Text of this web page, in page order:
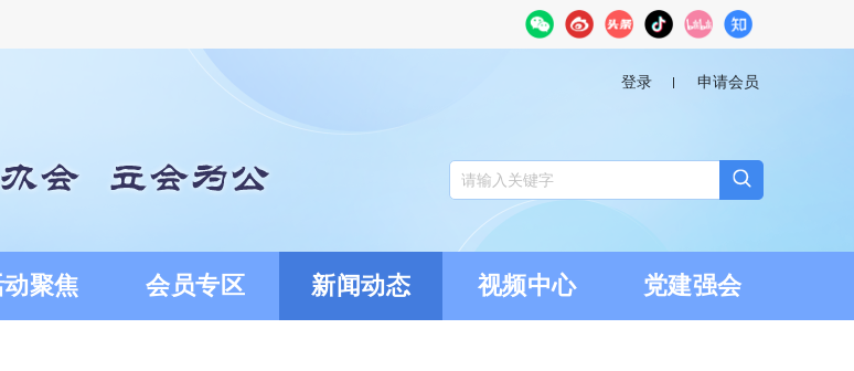
登录 申请会员
聚焦 会员专区 新闻动态 视频中心 党建强会